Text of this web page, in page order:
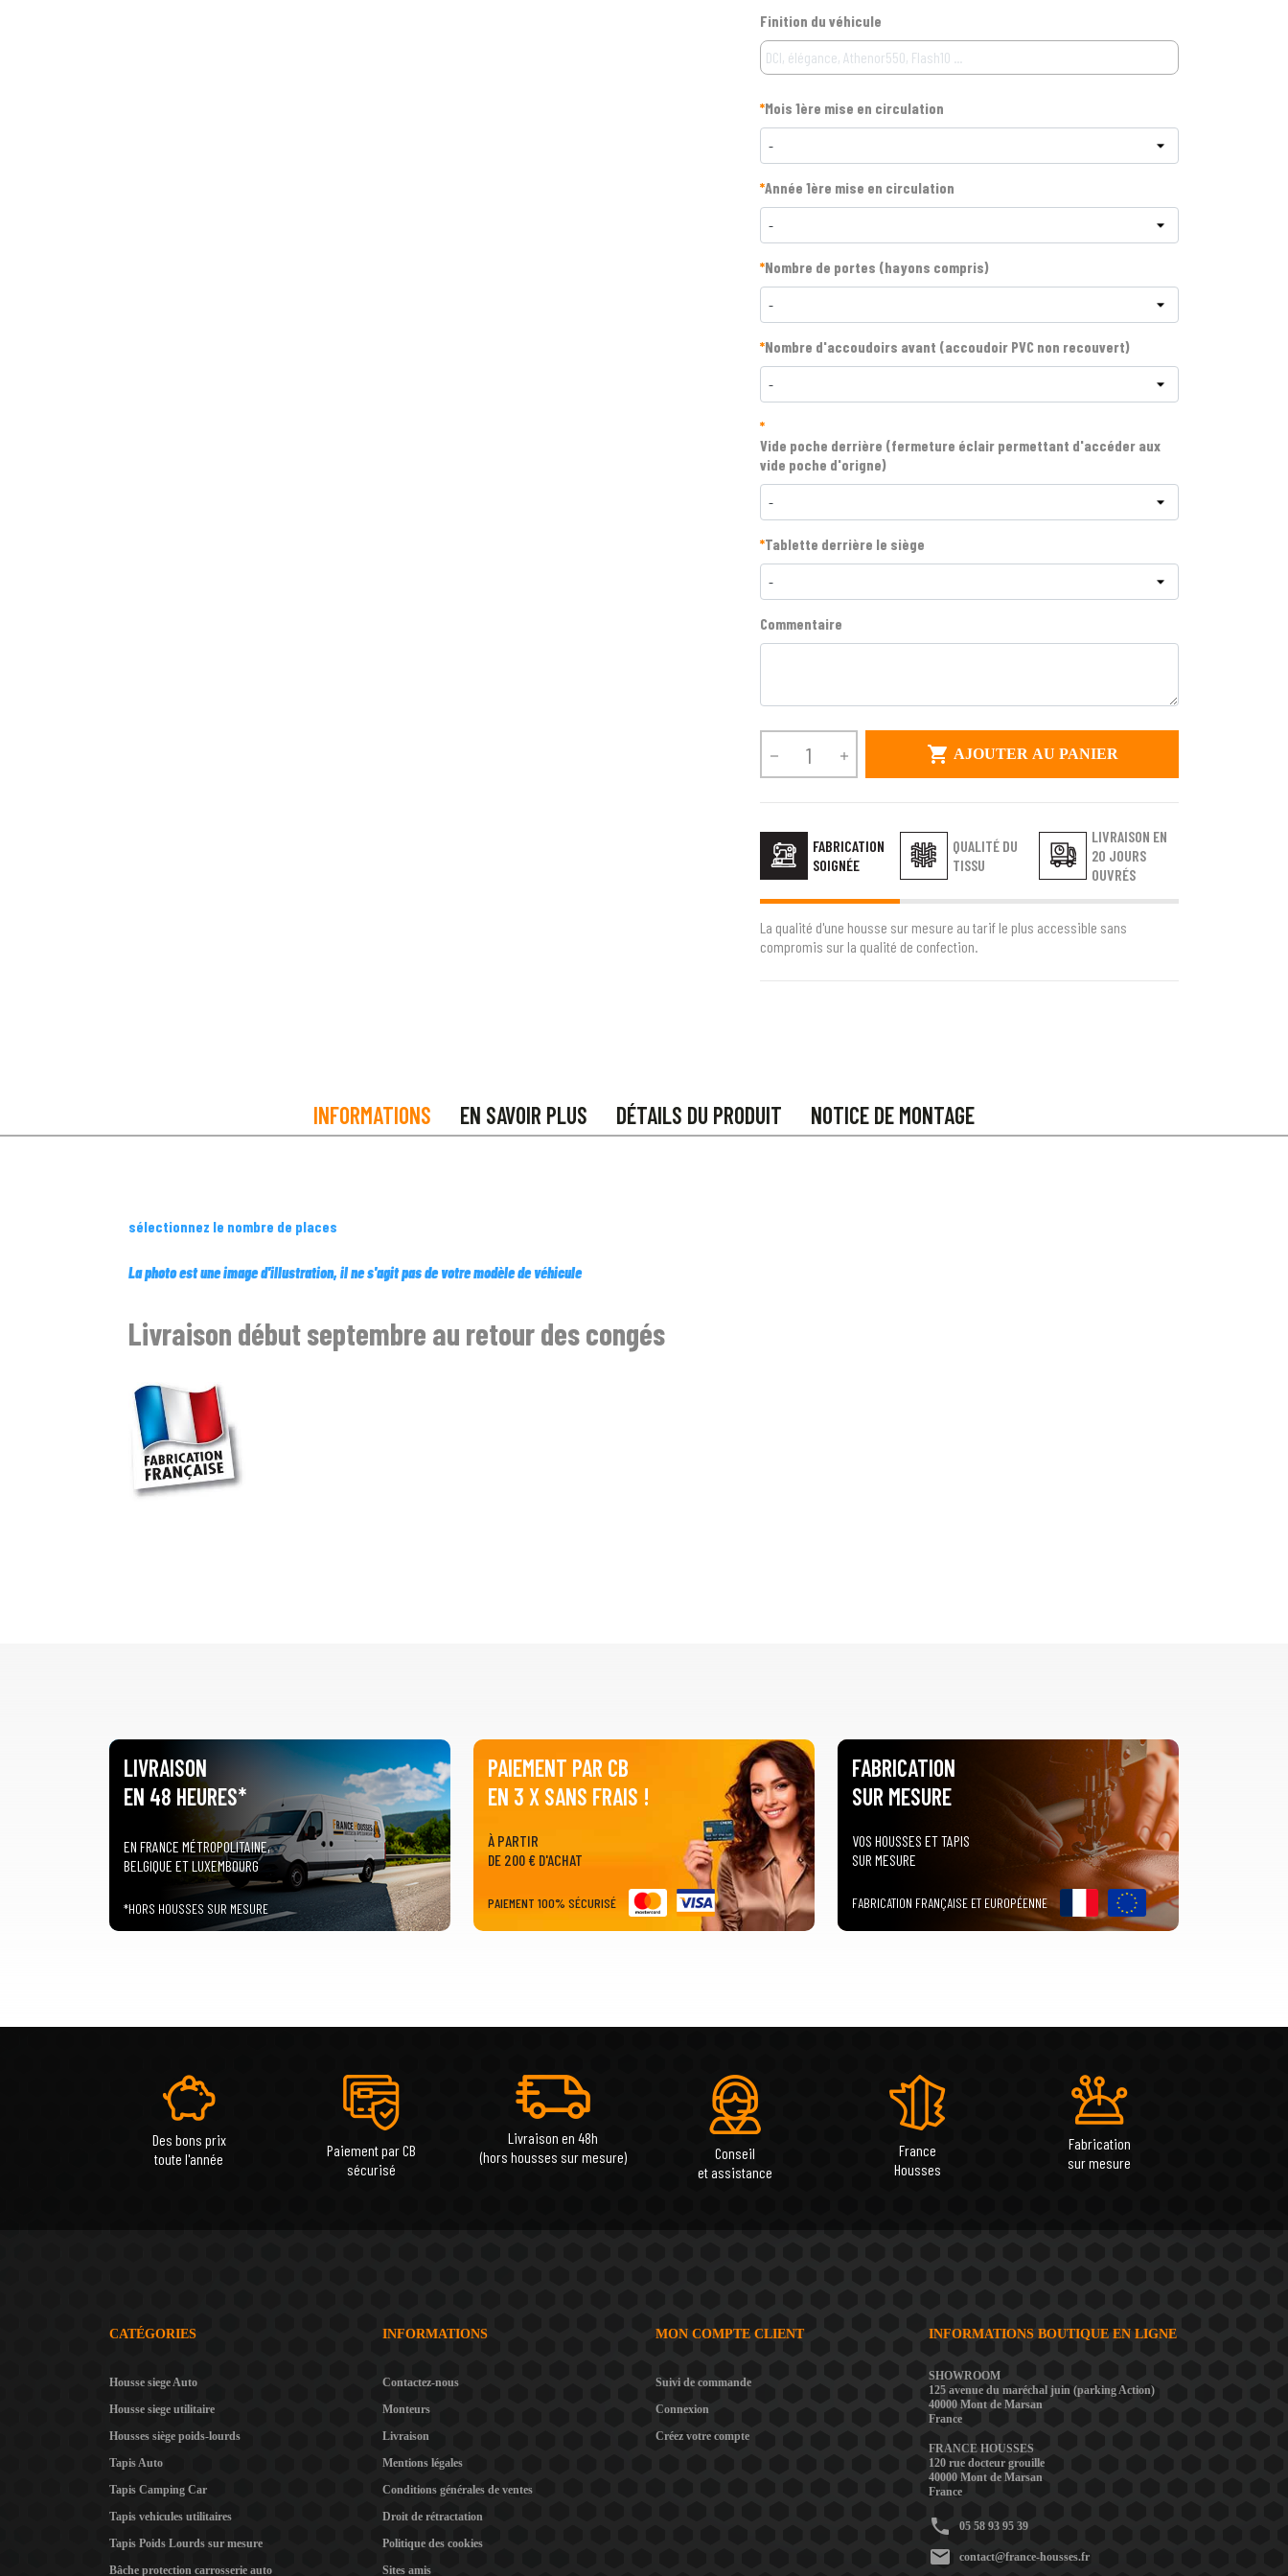
Finition du véhicule
*Mois 1ère mise en circulation
-
*Année 1ère mise en circulation
-
*Nombre de portes (hayons compris)
-
*Nombre d'accoudoirs avant (accoudoir PVC non recouvert)
-
*
Vide poche derrière (fermeture éclair permettant d'accéder aux
vide poche d'origne)
-
*Tablette derrière le siège
-
Commentaire
   AJOUTER AU PANIER
FABRICATION
SOIGNÉE
QUALITÉ DU
TISSU
LIVRAISON EN
20 JOURS
OUVRÉS
La qualité d'une housse sur mesure au tarif le plus accessible sans
compromis sur la qualité de confection.
INFORMATIONS EN SAVOIR PLUS DÉTAILS DU PRODUIT NOTICE DE MONTAGE
sélectionnez le nombre de places
La photo est une image d'illustration, il ne s'agit pas de votre modèle de véhicule
Livraison début septembre au retour des congés
LIVRAISON
EN 48 HEURES*
EN FRANCE MÉTROPOLITAINE,
BELGIQUE ET LUXEMBOURG
*HORS HOUSSES SUR MESURE
PAIEMENT PAR CB
EN 3 X SANS FRAIS !
À PARTIR
DE 200 € D'ACHAT
PAIEMENT 100% SÉCURISÉ
FABRICATION
SUR MESURE
VOS HOUSSES ET TAPIS
SUR MESURE
FABRICATION FRANÇAISE ET EUROPÉENNE
Des bons prix
toute l'année
Paiement par CB
sécurisé
Livraison en 48h
(hors housses sur mesure)
Conseil
et assistance
France
Housses
Fabrication
sur mesure
CATÉGORIES
Housse siege Auto
Housse siege utilitaire
Housses siège poids-lourds
Tapis Auto
Tapis Camping Car
Tapis vehicules utilitaires
Tapis Poids Lourds sur mesure
Bâche protection carrosserie auto
INFORMATIONS
Contactez-nous
Monteurs
Livraison
Mentions légales
Conditions générales de ventes
Droit de rétractation
Politique des cookies
Sites amis
MON COMPTE CLIENT
Suivi de commande
Connexion
Créez votre compte
INFORMATIONS BOUTIQUE EN LIGNE
SHOWROOM
125 avenue du maréchal juin (parking Action)
40000 Mont de Marsan
France
FRANCE HOUSSES
120 rue docteur grouille
40000 Mont de Marsan
France
phone 05 58 93 95 39
mail contact@france-housses.fr